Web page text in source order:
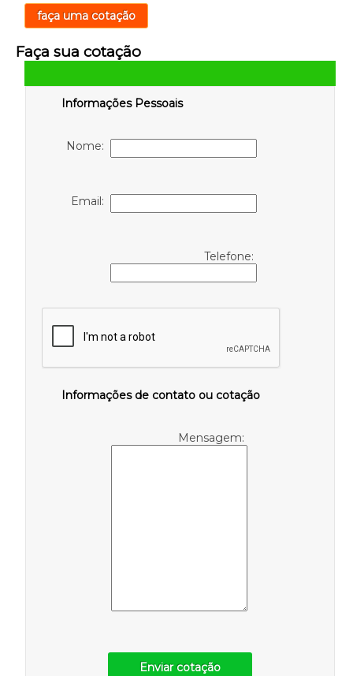
faça uma cotação
Faça sua cotação
Informações Pessoais
Nome:
Email:
Telefone:
Informações de contato ou cotação
Mensagem:
Enviar cotação